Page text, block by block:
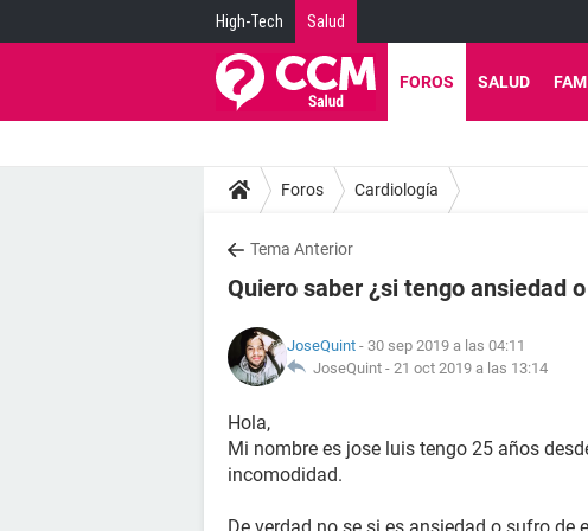
High-Tech Salud
FOROS SALUD
Foros Cardiología
Tema Anterior
Quiero saber ¿si tengo ansiedad
JoseQuint - 30 sep 2019 a las 04:11
JoseQuint - 21 oct 2019 a las 13:14
Hola,
Mi nombre es jose luis tengo 25 años
incomodidad.